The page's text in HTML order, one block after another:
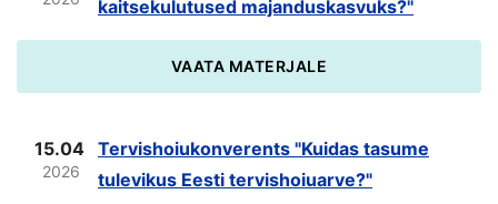
kaitsekulutused majanduskasvuks?"
VAATA MATERJALE
15.04
2026
Tervishoiukonverents "Kuidas tasume
tulevikus Eesti tervishoiuarve?"